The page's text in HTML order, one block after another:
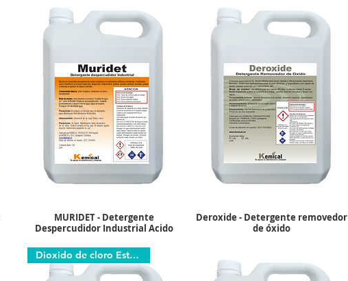
MURIDET - Detergente
Despercudidor Industrial Acido
Deroxide - Detergente removedor
de óxido
Dioxido de cloro Estab.